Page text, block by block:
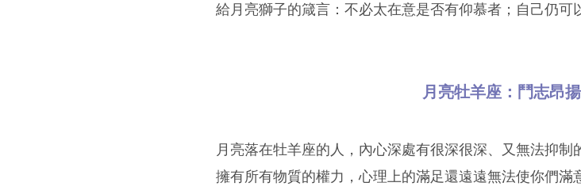
給月亮獅子的箴言：不必太在意是否有仰慕者；自己仍可
月亮牡羊座：鬥志昂
月亮落在牡羊座的人，內心深處有很深很深、又無法抑
擁有所有物質的權力，心理上的滿足還遠遠無法使你們滿